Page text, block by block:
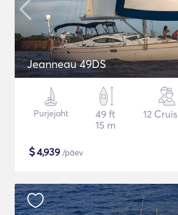
Jeanneau 49DS
Purjejaht
49 ft
15 m
12
$4,939 /päev